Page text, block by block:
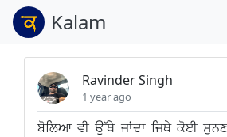
Kalam
Ravinder Singh
1 year ago
ਬੋਲਿਆ ਵੀ ਉੱਥੇ ਜਾਂਦਾ ਜਿਥੇ ਕੋਈ